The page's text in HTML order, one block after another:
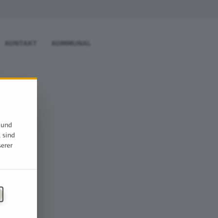
KONTAKT KOMMUNAL
sind